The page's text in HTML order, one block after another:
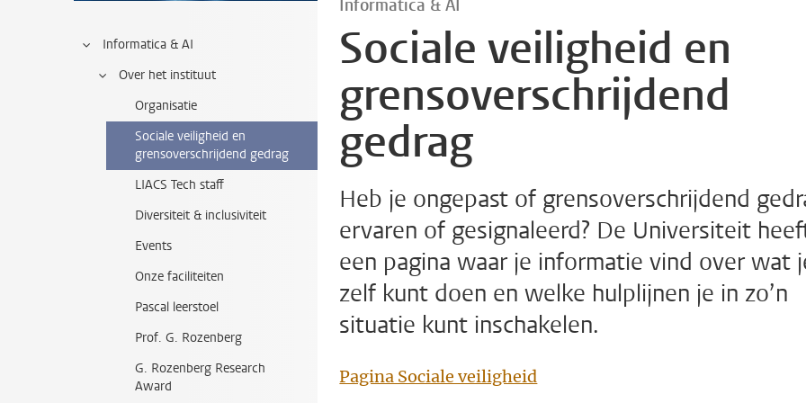
Informatica & AI
Over het instituut
Organisatie
Sociale veiligheid en
grensoverschrijdend gedrag
LIACS Tech staff
Diversiteit & inclusiviteit
Events
Onze faciliteiten
Pascal leerstoel
Prof. G. Rozenberg
G. Rozenberg Research
Award
Informatica & AI
Sociale veiligheid en
grensoverschrijdend
gedrag
Heb je ongepast of grensoverschrijdend
ervaren of gesignaleerd? De Universiteit
een pagina waar je informatie vind over wat
zelf kunt doen en welke hulplijnen je in zo’n
situatie kunt inschakelen.
Pagina Sociale veiligheid